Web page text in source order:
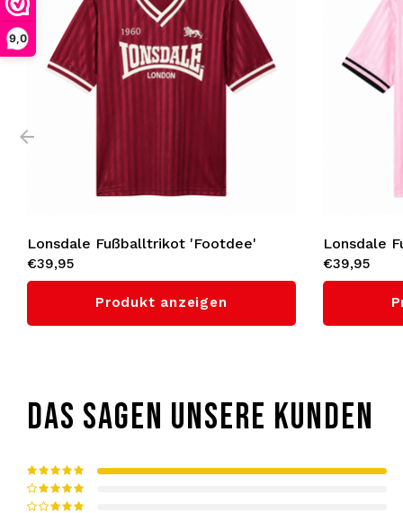
9,0
Lonsdale Fußballtrikot 'Footdee'
(Oxblood Red)
€39,95
Produkt anzeigen
Lonsdale
(Rose Pink)
€39,95
DAS SAGEN UNSERE KUNDEN